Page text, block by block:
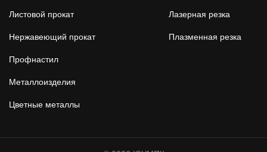
Листовой прокат
Нержавеющий прокат
Профнастил
Металлоизделия
Цветные металлы
Лазерная резка
Плазменная резка